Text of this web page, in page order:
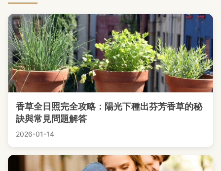
香草全日照完全攻略：陽光下種出芬芳香草的秘
訣與常見問題解答
2026-01-14